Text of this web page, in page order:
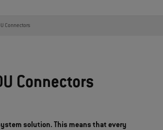
Connectors
Connectors
solution. This means that every